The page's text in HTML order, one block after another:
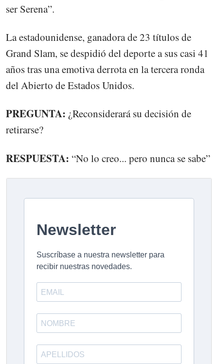
ser Serena”.
La estadounidense, ganadora de 23 títulos de
Grand Slam, se despidió del deporte a sus casi 41
años tras una emotiva derrota en la tercera ronda
del Abierto de Estados Unidos.
PREGUNTA: ¿Reconsiderará su decisión de
retirarse?
RESPUESTA: “No lo creo... pero nunca se sabe”